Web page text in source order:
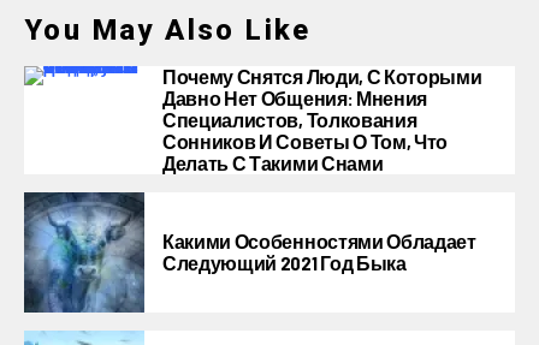
You May Also Like
Почему Снятся Люди, С Которыми
Давно Нет Общения: Мнения
Специалистов, Толкования
Сонников И Советы О Том, Что
Делать С Такими Снами
Какими Особенностями Обладает
Следующий 2021 Год Быка